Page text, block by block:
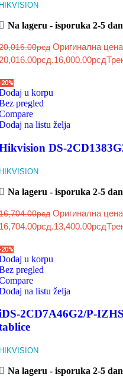
Na lageru - isporuka 2-5
рсд Оригинална
16,000.00рсд
u korpu
pregled
na listu želja
DS-
Na lageru - isporuka 2-5
рсд Оригинална
13,400.00рсд
u korpu
pregled
na listu želja
2CD7A46G2/P-
Na lageru - isporuka 2-5